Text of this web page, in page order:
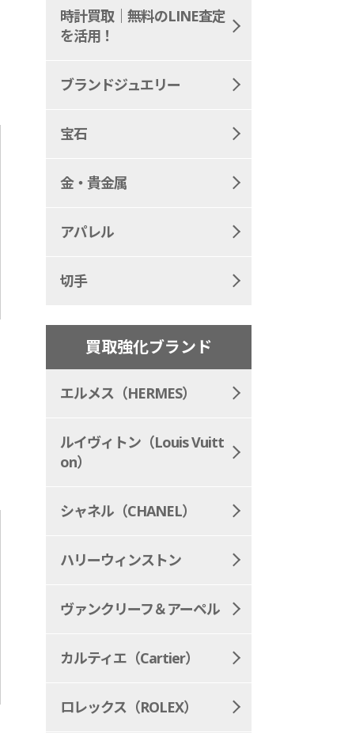
神奈川県
参考買取価格 1,264,000円
参考買取価格
時計買取｜無料のLINE査定
を活用！
ブランドジュエリー
宝石
金・貴金属
アパレル
切手
買取強化ブランド
エルメス（HERMES）
ルイヴィトン（Louis Vuitt
on）
シャネル（CHANEL）
ハリーウィンストン
ヴァンクリーフ＆アーペル
カルティエ（Cartier）
ロレックス（ROLEX）